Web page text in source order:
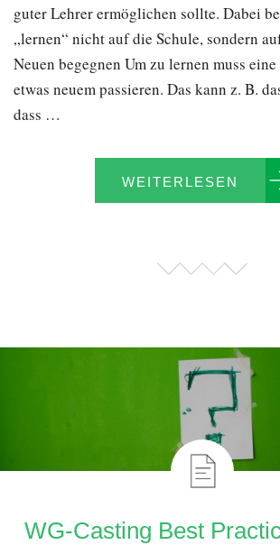
guter Lehrer ermöglichen sollte. Dabei
„lernen“ nicht auf die Schule, sondern
Neuen begegnen Um zu lernen muss
etwas neuem passieren. Das kann z. B.
dass …
WEITERLESEN
WG-Casting Best